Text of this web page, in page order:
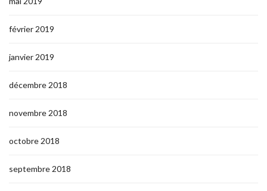
février 2019
janvier 2019
décembre 2018
novembre 2018
octobre 2018
septembre 2018